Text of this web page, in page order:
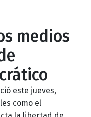
medios
este jueves,
como el